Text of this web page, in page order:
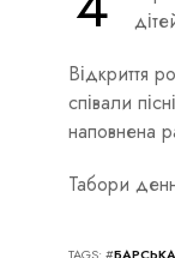
Відкриття
співали
наповнена
Табори